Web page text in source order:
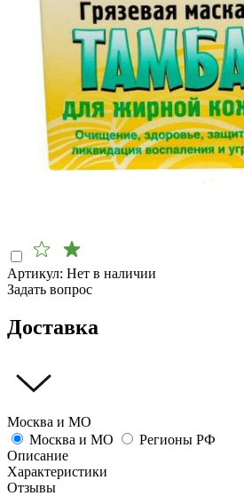
Артикул: Нет в наличии
Задать вопрос
Доставка
Москва и МО
Москва и МО
Регионы РФ
Описание
Характеристики
Отзывы